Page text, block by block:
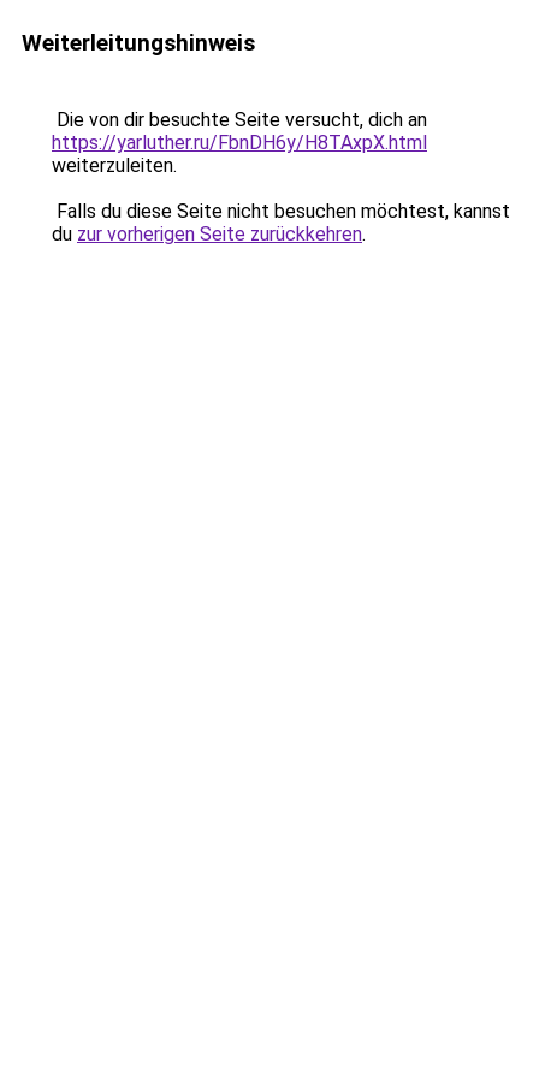
Weiterleitungshinweis
Die von dir besuchte Seite versucht, dich an
https://yarluther.ru/FbnDH6y/H8TAxpX.html
weiterzuleiten.
Falls du diese Seite nicht besuchen möchtest, kannst
du zur vorherigen Seite zurückkehren.